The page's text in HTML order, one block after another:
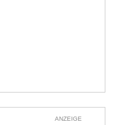
ANZEIGE